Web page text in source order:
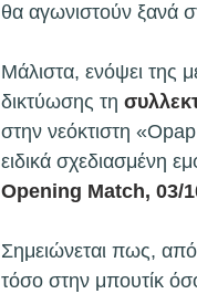
θα αγωνιστούν ξανά
Μάλιστα, ενόψει της
δικτύωσης τη
στην νεόκτιστη
ειδικά σχεδιασμένη
Opening Match, 03/
Σημειώνεται πως,
τόσο στην μπουτίκ